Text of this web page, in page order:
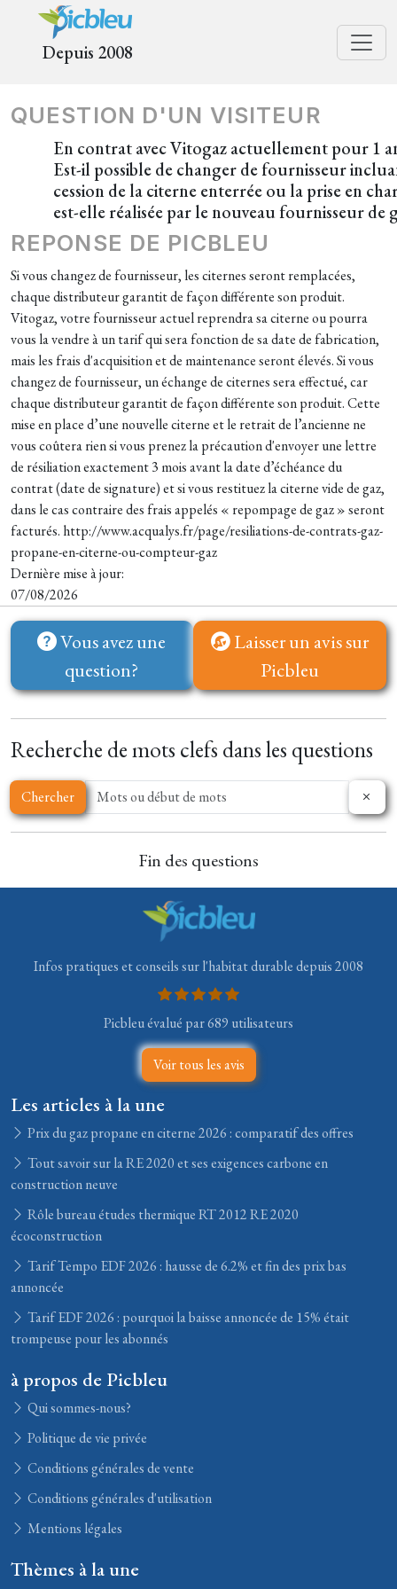
Depuis 2008
QUESTION D'UN VISITEUR
En contrat avec Vitogaz actuellement pour 1
Est-il possible de changer de fournisseur
cession de la citerne enterrée ou la prise en
est-elle réalisée par le nouveau fournisseur de
REPONSE DE PICBLEU
Si vous changez de fournisseur, les citernes seront remplacées,
chaque distributeur garantit de façon différente son produit.
Vitogaz, votre fournisseur actuel reprendra sa citerne ou pourra
vous la vendre à un tarif qui sera fonction de sa date de fabrication,
mais les frais d'acquisition et de maintenance seront élevés. Si vous
changez de fournisseur, un échange de citernes sera effectué, car
chaque distributeur garantit de façon différente son produit. Cette
mise en place d’une nouvelle citerne et le retrait de l’ancienne ne
vous coûtera rien si vous prenez la précaution d'envoyer une lettre
de résiliation exactement 3 mois avant la date d’échéance du
contrat (date de signature) et si vous restituez la citerne vide de gaz,
dans le cas contraire des frais appelés « repompage de gaz » seront
facturés. http://www.acqualys.fr/page/resiliations-de-contrats-gaz-
propane-en-citerne-ou-compteur-gaz
Dernière mise à jour:
07/08/2026
Vous avez une
question?
Laisser un avis sur
Picbleu
Recherche de mots clefs dans les questions
Chercher
Fin des questions
Infos pratiques et conseils sur l'habitat durable depuis 2008
Picbleu évalué par 689 utilisateurs
Voir tous les avis
Les articles à la une
Prix du gaz propane en citerne 2026 : comparatif des offres
Tout savoir sur la RE 2020 et ses exigences carbone en
construction neuve
Rôle bureau études thermique RT 2012 RE 2020
écoconstruction
Tarif Tempo EDF 2026 : hausse de 6.2% et fin des prix bas
annoncée
Tarif EDF 2026 : pourquoi la baisse annoncée de 15% était
trompeuse pour les abonnés
à propos de Picbleu
Qui sommes-nous?
Politique de vie privée
Conditions générales de vente
Conditions générales d'utilisation
Mentions légales
Thèmes à la une